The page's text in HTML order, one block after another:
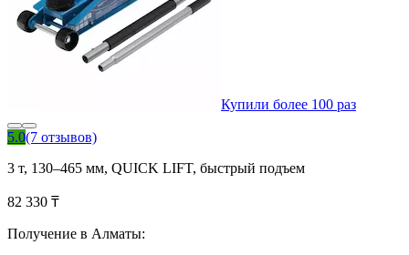
Купили более 100 раз
5.0(7 отзывов)
3 т, 130–465 мм, QUICK LIFT, быстрый подъем
82 330 ₸
Получение в Алматы: